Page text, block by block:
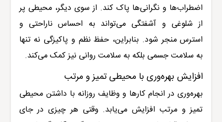
اضطراب‌ها و نگرانی‌ها پاک کند. از سوی دیگر، محیطی پر
از شلوغی و آشفتگی می‌تواند به احساس ناراحتی و
استرس منجر شود. بنابراین، حفظ نظم و پاکیزگی نه تنها
به سلامت جسمی بلکه به سلامت روانی نیز کمک می‌کند.
افزایش بهره‌وری با محیطی تمیز و مرتب
بهره‌وری در انجام کارها و وظایف روزانه با داشتن محیطی
تمیز و مرتب افزایش می‌یابد. وقتی هر چیزی در جای